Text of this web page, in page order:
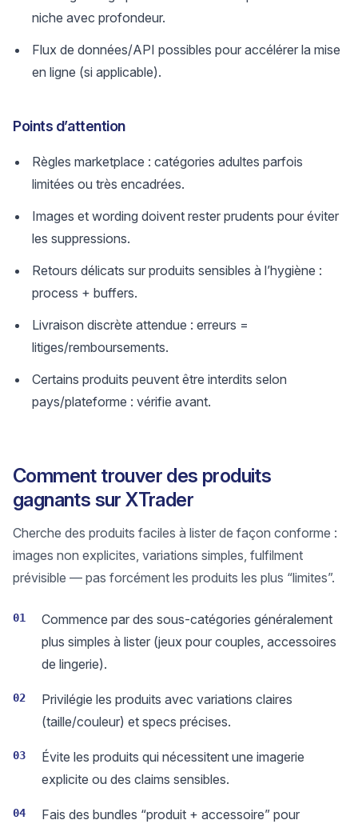
niche avec profondeur.
Flux de données/API possibles pour accélérer la mise
en ligne (si applicable).
Points d’attention
Règles marketplace : catégories adultes parfois
limitées ou très encadrées.
Images et wording doivent rester prudents pour éviter
les suppressions.
Retours délicats sur produits sensibles à l’hygiène :
process + buffers.
Livraison discrète attendue : erreurs =
litiges/remboursements.
Certains produits peuvent être interdits selon
pays/plateforme : vérifie avant.
Comment trouver des produits
gagnants sur XTrader
Cherche des produits faciles à lister de façon conforme :
images non explicites, variations simples, fulfilment
prévisible — pas forcément les produits les plus “limites”.
01
Commence par des sous-catégories généralement
plus simples à lister (jeux pour couples, accessoires
de lingerie).
02
Privilégie les produits avec variations claires
(taille/couleur) et specs précises.
03
Évite les produits qui nécessitent une imagerie
explicite ou des claims sensibles.
04
Fais des bundles “produit + accessoire” pour